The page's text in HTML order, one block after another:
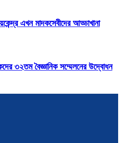
এখন মাদকসেবীদের আড্ডাখানা
৩২তম বৈজ্ঞানিক সম্মেলনের উদ্বোধন